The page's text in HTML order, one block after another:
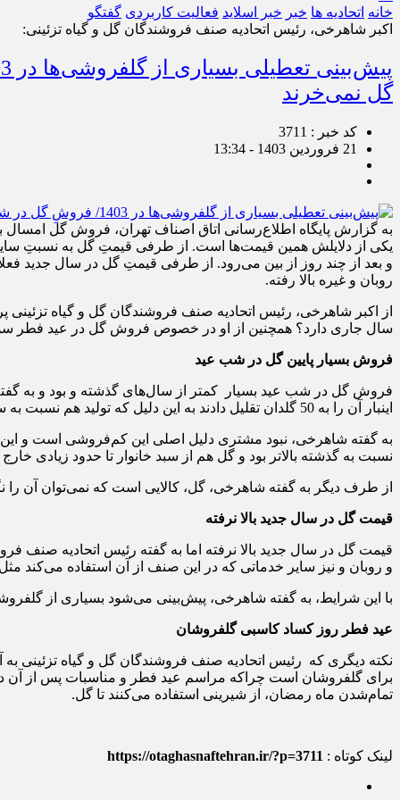
خانه اتحادیه ها خبر خبر اسلايد فعالیت کاربردی گفتگو
اکبر شاهرخی، رئیس اتحادیه صنف فروشندگان گل و گیاه تزئینی:
گل نمی‌خرند
کد خبر : 3711
21 فروردین 1403 - 13:34
به گزارش پایگاه اطلاع‌رسانی اتاق اصناف تهران، فروش گل
یکی از دلایلش همین قیمت‌ها است. از طرفی قیمتِ گل به نسبتِ سایر
و بعد از چند روز از بین می‌رود. از طرفی قیمتِ گل در سال جدید
روبان و غیره بالا رفته.
از اکبر شاهرخی، رئیس اتحادیه صنف فروشندگان گل و گیاه
سال جاری دارد؟ همچنین از او در خصوص فروش گل در عید فطر
فروش بسیار پایین گل در شب عید
اینبار آن را به 50 گلدان تقلیل دادند به این دلیل که تولید هم نسبت به سال‌های پیش، خیلی کمتر بود.
به گفته شاهرخی، نبود مشتری دلیل اصلی این کم‌فروشی است و
نسبت به گذشته بالاتر بود و گل هم از سبد خانوار تا حدود زیادی
از طرف دیگر به گفته شاهرخی، گل، کالایی است که نمی‌توان آن
قیمت گل در سال جدید بالا نرفته
قیمت گل در سال جدید بالا نرفته اما به گفته رئیس اتحادیه صنف
و روبان و نیز سایر خدماتی که در این صنف از آن استفاده می‌کند
با این شرایط، به گفته شاهرخی، پیش‌بینی می‌شود بسیاری از
عید فطر روز کساد کاسبی گلفروشان
نکته دیگری که رئیس اتحادیه صنف فروشندگان گل و گیاه
برای گلفروشان است چراکه مراسم عید فطر و مناسبات پس از آن
تمام‌شدن ماه رمضان، از شیرینی استفاده می‌کنند تا گل.
لینک کوتاه : https://otaghasnaftehran.ir/?p=3711